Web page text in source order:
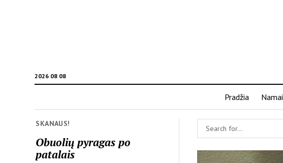
2026 08 08
Pradžia Namai
SKANAUS!
Obuolių pyragas po
patalais